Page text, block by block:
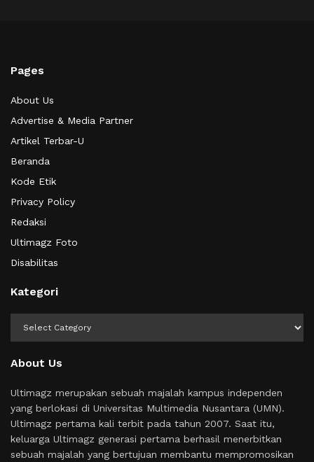
Pages
About Us
Advertise & Media Partner
Artikel Terbar-U
Beranda
Kode Etik
Privacy Policy
Redaksi
Ultimagz Foto
Disabilitas
Kategori
About Us
Ultimagz merupakan sebuah majalah kampus independen
yang berlokasi di Universitas Multimedia Nusantara (UMN).
Ultimagz pertama kali terbit pada tahun 2007. Saat itu,
keluarga Ultimagz generasi pertama berhasil menerbitkan
sebuah majalah yang bertujuan membantu mempromosikan